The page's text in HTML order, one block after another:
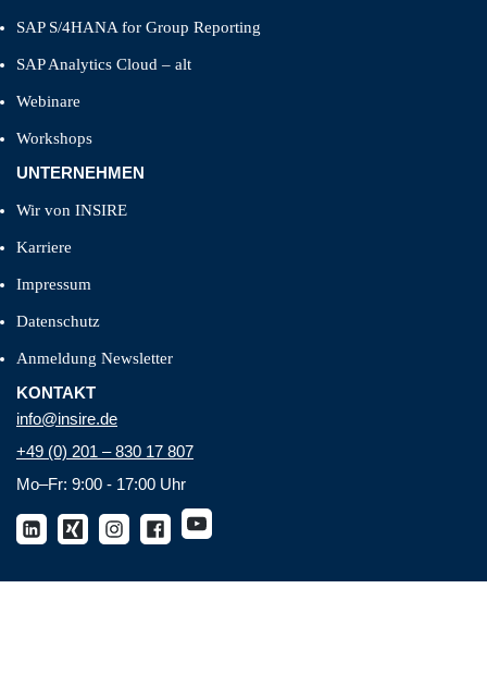
SAP S/4HANA for Group Reporting
SAP Analytics Cloud – alt
Webinare
Workshops
UNTERNEHMEN
Wir von INSIRE
Karriere
Impressum
Datenschutz
Anmeldung Newsletter
KONTAKT
info@insire.de
+49 (0) 201 – 830 17 807
Mo–Fr: 9:00 - 17:00 Uhr